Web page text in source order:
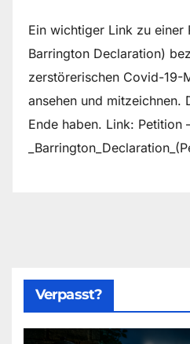
Ein wichtiger Link zu einer
Barrington Declaration)
zerstörerischen Covid-19-
ansehen und mitzeichnen.
Ende haben. Link: Petition
Verpasst?